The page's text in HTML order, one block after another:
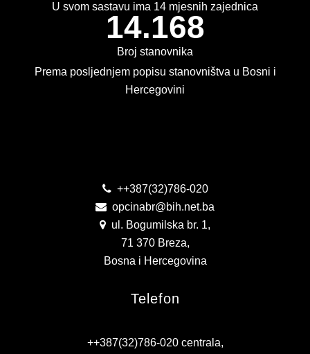
U svom sastavu ima 14 mjesnih zajednica
14.168
Broj stanovnika
Prema posljednjem popisu stanovništva u Bosni i
Hercegovini
++387(32)786-020
opcinabr@bih.net.ba
ul. Bogumilska br. 1,
71 370 Breza,
Bosna i Hercegovina
Telefon
++387(32)786-020 centrala,
REALIZACIJA UGOVORA
PLAN JAVNIH NABAVKI
USLUGE IZ ANEKSA II DIO B ZJN BIH